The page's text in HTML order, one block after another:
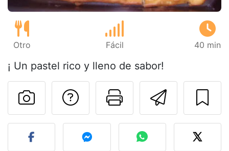
Otro Fácil 40 min
¡ Un pastel rico y lleno de sabor!
Imprimir
Preguntar al autor
Publicar la foto de esta